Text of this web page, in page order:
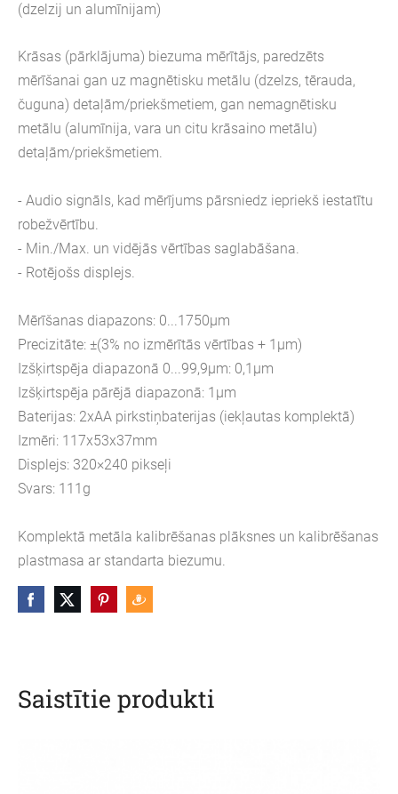
(dzelzij un alumīnijam)
Krāsas (pārklājuma) biezuma mērītājs, paredzēts
mērīšanai gan uz magnētisku metālu (dzelzs, tērauda,
čuguna) detaļām/priekšmetiem, gan nemagnētisku
metālu (alumīnija, vara un citu krāsaino metālu)
detaļām/priekšmetiem.
- Audio signāls, kad mērījums pārsniedz iepriekš iestatītu
robežvērtību.
- Min./Max. un vidējās vērtības saglabāšana.
- Rotējošs displejs.
Mērīšanas diapazons: 0...1750μm
Precizitāte: ±(3% no izmērītās vērtības + 1μm)
Izšķirtspēja diapazonā 0...99,9μm: 0,1μm
Izšķirtspēja pārējā diapazonā: 1μm
Baterijas: 2xAA pirkstiņbaterijas (iekļautas komplektā)
Izmēri: 117x53x37mm
Displejs: 320×240 pikseļi
Svars: 111g
Komplektā metāla kalibrēšanas plāksnes un kalibrēšanas
plastmasa ar standarta biezumu.
Saistītie produkti